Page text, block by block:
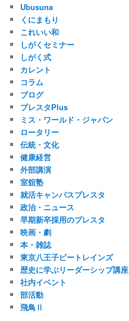
Ubusuna
くにまもり
これいい和
しがくセミナー
しがく式
カレント
コラム
ブログ
プレスタPlus
ミス・ワールド・ジャパン
ロータリー
伝統・文化
健康経営
外部講演
室舘塾
就活キャンパスプレスタ
政治・ニュース
早期新卒採用のプレスタ
映画・劇
本・雑誌
東京八王子ビートレインズ
歴史に学ぶリーダーシップ講座
社内イベント
部活動
飛鳥Ⅱ